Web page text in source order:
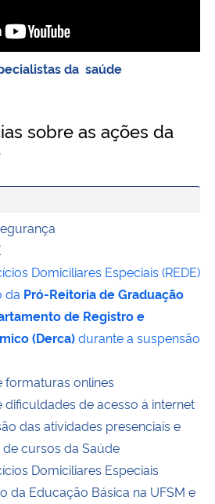
da saúde
sobre as ações da
Domiciliares Especiais (REDE)
da Pró-Reitoria de Graduação
de Registro e
(Derca)durante a suspensão
formaturas onlines
de acesso à internet
das atividades presenciais e
cursos da Saúde
Domiciliares Especiais
da Educação Básica na UFSM e